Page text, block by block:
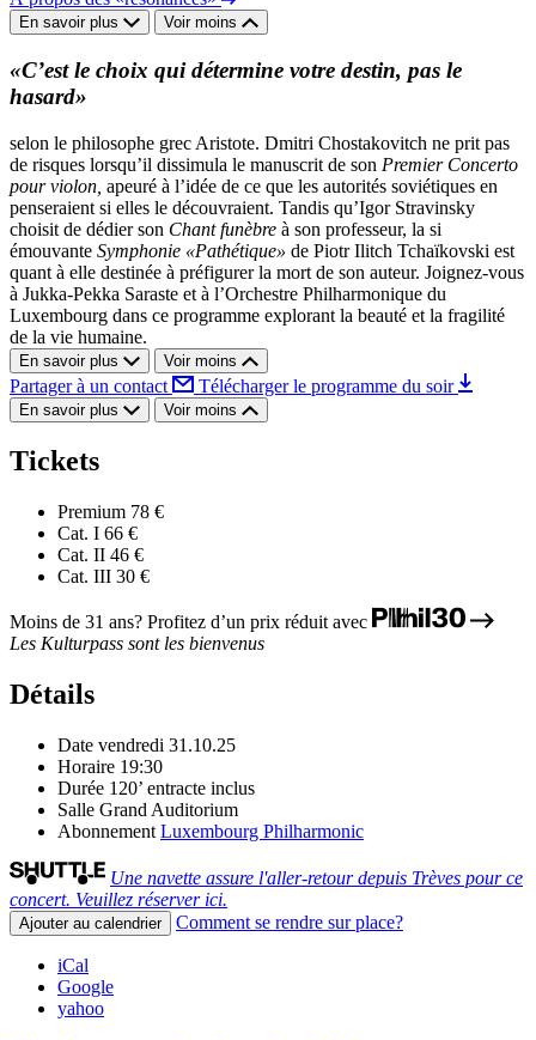
En savoir plus Voir moins
«C’est le choix qui détermine votre destin, pas le
hasard»
selon le philosophe grec Aristote. Dmitri Chostakovitch ne prit pas
de risques lorsqu’il dissimula le manuscrit de son Premier Concerto
pour violon, apeuré à l’idée de ce que les autorités soviétiques en
penseraient si elles le découvraient. Tandis qu’Igor Stravinsky
choisit de dédier son Chant funèbre à son professeur, la si
émouvante Symphonie «Pathétique» de Piotr Ilitch Tchaïkovski est
quant à elle destinée à préfigurer la mort de son auteur. Joignez-vous
à Jukka-Pekka Saraste et à l’Orchestre Philharmonique du
Luxembourg dans ce programme explorant la beauté et la fragilité
de la vie humaine.
En savoir plus Voir moins
Partager à un contact Télécharger le programme du soir
En savoir plus Voir moins
Tickets
Premium 78 €
Cat. I 66 €
Cat. II 46 €
Cat. III 30 €
Moins de 31 ans? Profitez d’un prix réduit avec
Les Kulturpass sont les bienvenus
Détails
Date vendredi 31.10.25
Horaire 19:30
Durée 120’ entracte inclus
Salle Grand Auditorium
Abonnement Luxembourg Philharmonic
Une navette assure l'aller-retour depuis Trèves pour ce
concert. Veuillez réserver ici.
Ajouter au calendrier Comment se rendre sur place?
iCal
Google
yahoo